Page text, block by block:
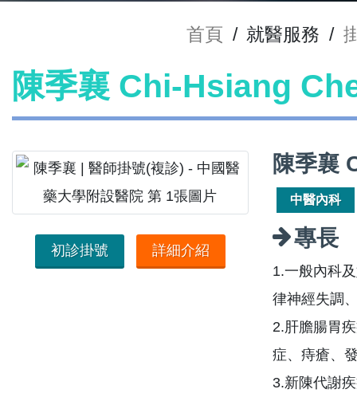
首頁 / 就醫服務 /
陳季襄 Chi-Hsiang
初診掛號 詳細介紹
陳季襄
中醫內科
專長
1.一般內科
律神經失調
2.肝膽腸胃
症、痔瘡、
3.新陳代謝